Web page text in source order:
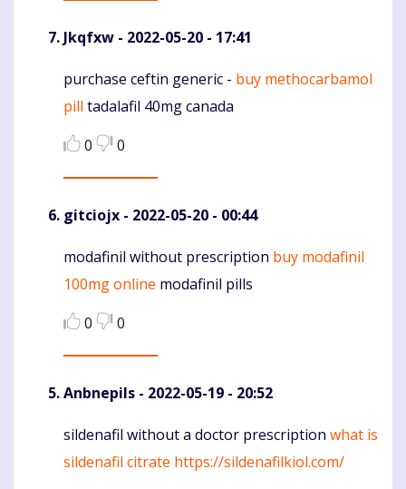
Jkqfxw - 2022-05-20 - 17:41
Komentaras
purchase ceftin generic - buy methocarbamol
pill tadalafil 40mg canada
0
0
gitciojx - 2022-05-20 - 00:44
Komentaras
modafinil without prescription buy modafinil
100mg online modafinil pills
0
0
Anbnepils - 2022-05-19 - 20:52
Komentaras
sildenafil without a doctor prescription what is
sildenafil citrate https://sildenafilkiol.com/